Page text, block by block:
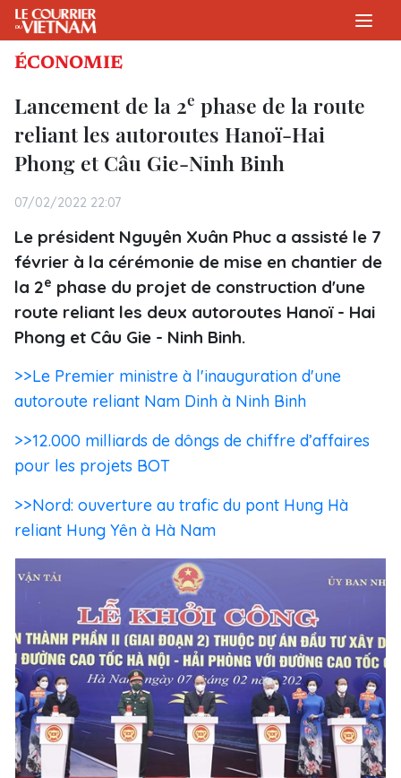
ÉCONOMIE
Lancement de la 2e phase de la route
reliant les autoroutes Hanoï-Hai
Phong et Câu Gie-Ninh Binh
07/02/2022 22:07
Le président Nguyên Xuân Phuc a assisté le 7
février à la cérémonie de mise en chantier de
la 2e phase du projet de construction d'une
route reliant les deux autoroutes Hanoï - Hai
Phong et Câu Gie - Ninh Binh.
>>Le Premier ministre à l'inauguration d'une
autoroute reliant Nam Dinh à Ninh Binh
>>12.000 milliards de dôngs de chiffre d’affaires
pour les projets BOT
>>Nord: ouverture au trafic du pont Hung Hà
reliant Hung Yên à Hà Nam